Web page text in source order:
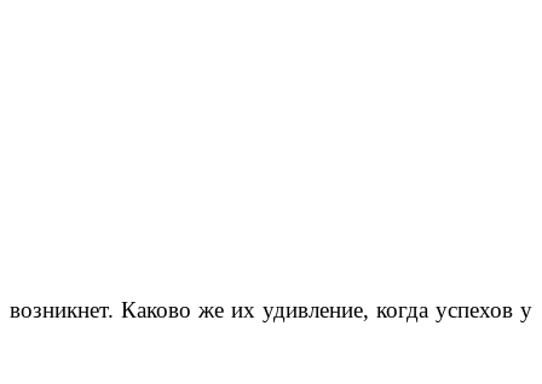
возникнет. Каково же их удивление, когда успехов у